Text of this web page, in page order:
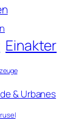
Einakter
& Urbanes